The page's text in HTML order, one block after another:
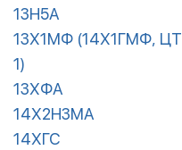
13Н5А
13Х1МФ (14Х1ГМФ, ЦТ
1)
13ХФА
14Х2Н3МА
14ХГС